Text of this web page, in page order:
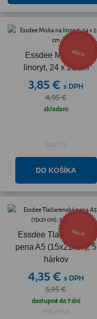
Essdee Miska na
linoryt, 24 x 20 cm
Akcia
3,85 € s DPH
4,95 €
skladom
ESD.IT1
Essdee Tlačiarenská
pena A5 (15x21 cm), 5
hárkov
Akcia
4,35 € s DPH
5,95 €
dostupné do 7 dní
ESD.PF5/5